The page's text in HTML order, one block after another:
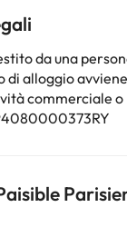
Parigi Orly si
per feste di
Struttura gestita
potrebbero
da una
di alloggio
commerciale